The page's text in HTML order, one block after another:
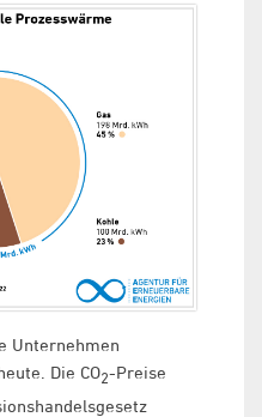
Unternehmen
Die CO2-Preise